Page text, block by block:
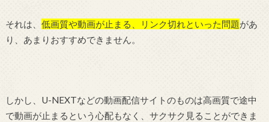
それは、 低画質や動画が止まる、リンク切れといった問題があ
り、あまりおすすめできません。
しかし、U-NEXTなどの動画配信サイトのものは高画質で途中
で動画が止まるという心配もなく、サクサク見ることができま